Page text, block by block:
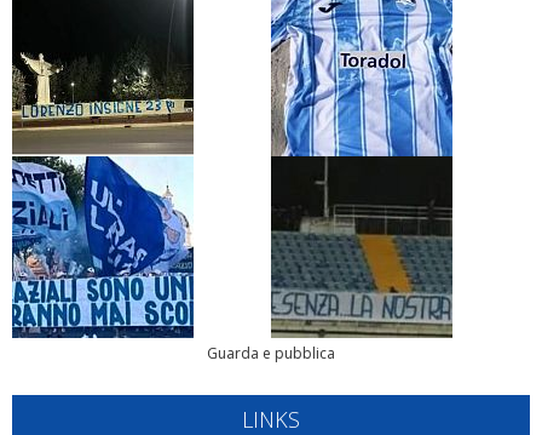
Guarda e pubblica
LINKS